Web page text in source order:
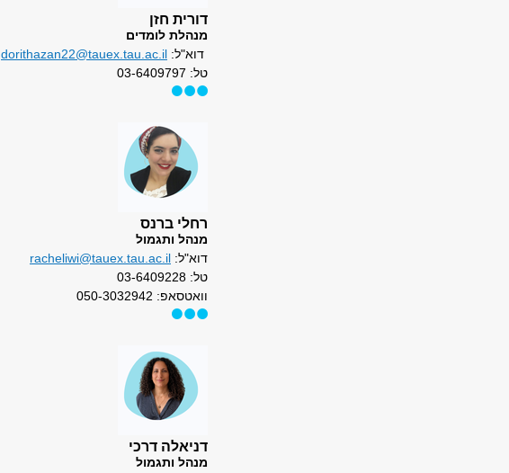
דורית חזן
מנהלת לומדים
דוא"ל: dorithazan22@tauex.tau.ac.il
טל: 03-6409797
רחלי ברנס
מנהל ותגמול
דוא"ל: racheliwi@tauex.tau.ac.il
טל: 03-6409228
וואטסאפ: 050-3032942
דניאלה דרכי
מנהל ותגמול